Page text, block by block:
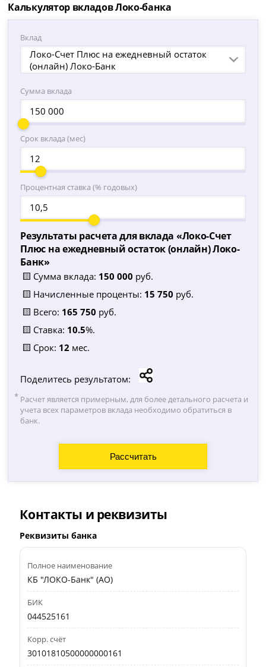
Калькулятор вкладов Локо-банка
Вклад
Локо-Счет Плюс на ежедневный остаток
(онлайн) Локо-Банк
Сумма вклада
Срок вклада (мес)
Процентная ставка (% годовых)
Результаты расчета для вклада «Локо-Счет
Плюс на ежедневный остаток (онлайн) Локо-
Банк»
🟨 Сумма вклада: 150 000 руб.
🟨 Начисленные проценты: 15 750 руб.
🟨 Всего: 165 750 руб.
🟨 Ставка: 10.5%.
🟨 Срок: 12 мес.
Поделитесь результатом:
Расчет является примерным, для более детального расчета и
учета всех параметров вклада необходимо обратиться в
банк.
Контакты и реквизиты
Реквизиты банка
Полное наименование
КБ "ЛОКО-Банк" (АО)
БИК
044525161
Корр. счёт
30101810500000000161